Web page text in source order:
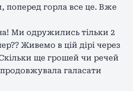
поперед горла все це. Вже
Ми одружились тільки 2
Живемо в цій дірі через
ще грошей чи речей
галасати